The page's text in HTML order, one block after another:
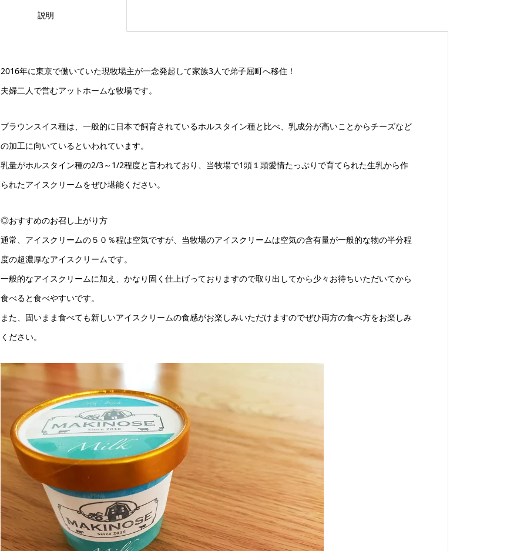
説明
2016年に東京で働いていた現牧場主が一念発起して家族3人で弟子屈町へ移住！
夫婦二人で営むアットホームな牧場です。
ブラウンスイス種は、一般的に日本で飼育されているホルスタイン種と比べ、乳成分が高いことからチーズなど
の加工に向いているといわれています。
乳量がホルスタイン種の2/3～1/2程度と言われており、当牧場で1頭１頭愛情たっぷりで育てられた生乳から作
られたアイスクリームをぜひ堪能ください。
◎おすすめのお召し上がり方
通常、アイスクリームの５０％程は空気ですが、当牧場のアイスクリームは空気の含有量が一般的な物の半分程
度の超濃厚なアイスクリームです。
一般的なアイスクリームに加え、かなり固く仕上げっておりますので取り出してから少々お待ちいただいてから
食べると食べやすいです。
また、固いまま食べても新しいアイスクリームの食感がお楽しみいただけますのでぜひ両方の食べ方をお楽しみ
ください。